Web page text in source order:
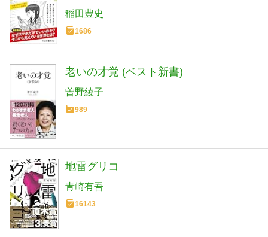
書ラクレ 861)
稲田豊史
1686
老いの才覚 (ベスト新書)
曽野綾子
989
地雷グリコ
青崎有吾
16143